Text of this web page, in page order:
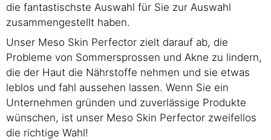
die fantastischste Auswahl für Sie zur Auswahl
zusammengestellt haben.
Unser Meso Skin Perfector zielt darauf ab, die
Probleme von Sommersprossen und Akne zu lindern,
die der Haut die Nährstoffe nehmen und sie etwas
leblos und fahl aussehen lassen. Wenn Sie ein
Unternehmen gründen und zuverlässige Produkte
wünschen, ist unser Meso Skin Perfector zweifellos
die richtige Wahl!